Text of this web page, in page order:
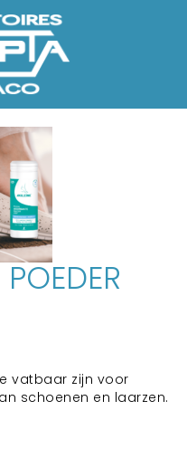
vatbaar zijn voor
schoenen en laarzen.